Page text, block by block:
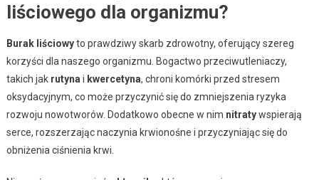
liściowego dla organizmu?
Burak liściowyto prawdziwy skarb zdrowotny, oferujący szereg
korzyści dla naszego organizmu. Bogactwo przeciwutleniaczy,
takich jak rutyna i kwercetyna, chroni komórki przed stresem
oksydacyjnym, co może przyczynić się do zmniejszenia ryzyka
rozwoju nowotworów. Dodatkowo obecne w nim nitratywspierają
serce, rozszerzając naczynia krwionośne i przyczyniając się do
obniżenia ciśnienia krwi.